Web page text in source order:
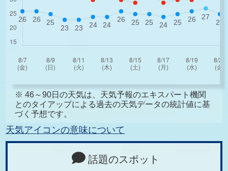
※ 46～90日の天気は、天気予報のエキスパート機関
とのタイアップによる過去の天気データの統計値に基
づく予想です。
天気アイコンの意味について
話題のスポット